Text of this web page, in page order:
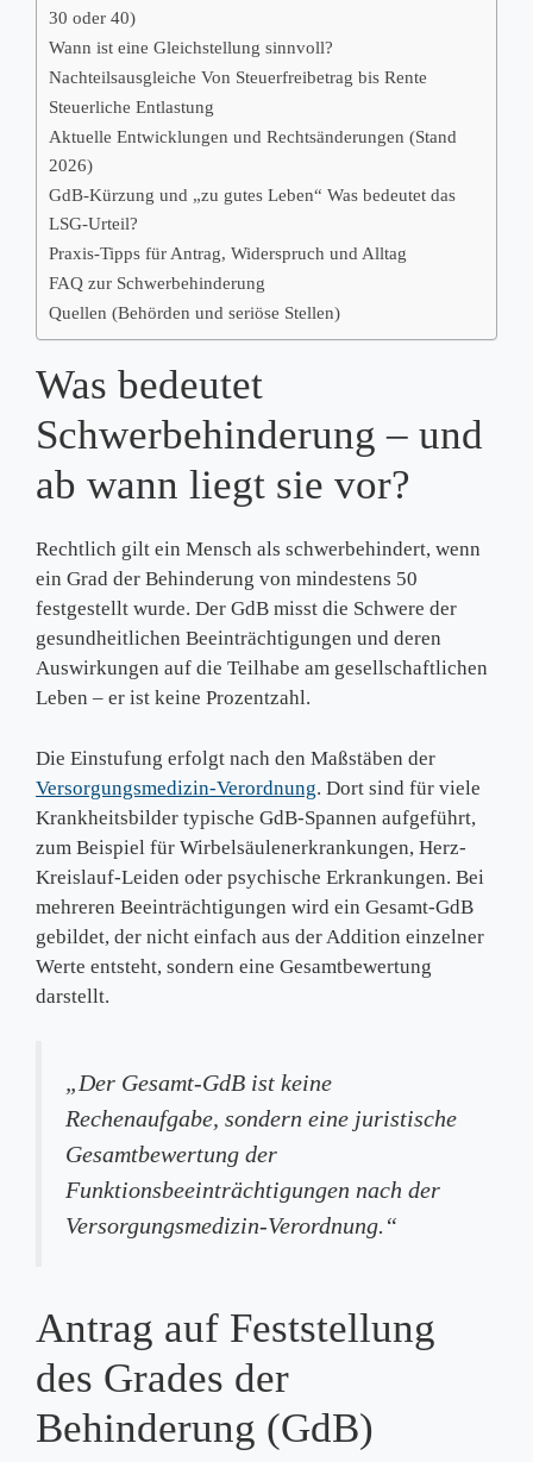
30 oder 40)
Wann ist eine Gleichstellung sinnvoll?
Nachteilsausgleiche Von Steuerfreibetrag bis Rente
Steuerliche Entlastung
Aktuelle Entwicklungen und Rechtsänderungen (Stand
2026)
GdB-Kürzung und „zu gutes Leben“ Was bedeutet das
LSG-Urteil?
Praxis-Tipps für Antrag, Widerspruch und Alltag
FAQ zur Schwerbehinderung
Quellen (Behörden und seriöse Stellen)
Was bedeutet
Schwerbehinderung – und
ab wann liegt sie vor?
Rechtlich gilt ein Mensch als schwerbehindert, wenn
ein Grad der Behinderung von mindestens 50
festgestellt wurde. Der GdB misst die Schwere der
gesundheitlichen Beeinträchtigungen und deren
Auswirkungen auf die Teilhabe am gesellschaftlichen
Leben – er ist keine Prozentzahl.
Die Einstufung erfolgt nach den Maßstäben der
Versorgungsmedizin-Verordnung. Dort sind für viele
Krankheitsbilder typische GdB-Spannen aufgeführt,
zum Beispiel für Wirbelsäulenerkrankungen, Herz-
Kreislauf-Leiden oder psychische Erkrankungen. Bei
mehreren Beeinträchtigungen wird ein Gesamt-GdB
gebildet, der nicht einfach aus der Addition einzelner
Werte entsteht, sondern eine Gesamtbewertung
darstellt.
„Der Gesamt-GdB ist keine
Rechenaufgabe, sondern eine juristische
Gesamtbewertung der
Funktionsbeeinträchtigungen nach der
Versorgungsmedizin-Verordnung.“
Antrag auf Feststellung
des Grades der
Behinderung (GdB)